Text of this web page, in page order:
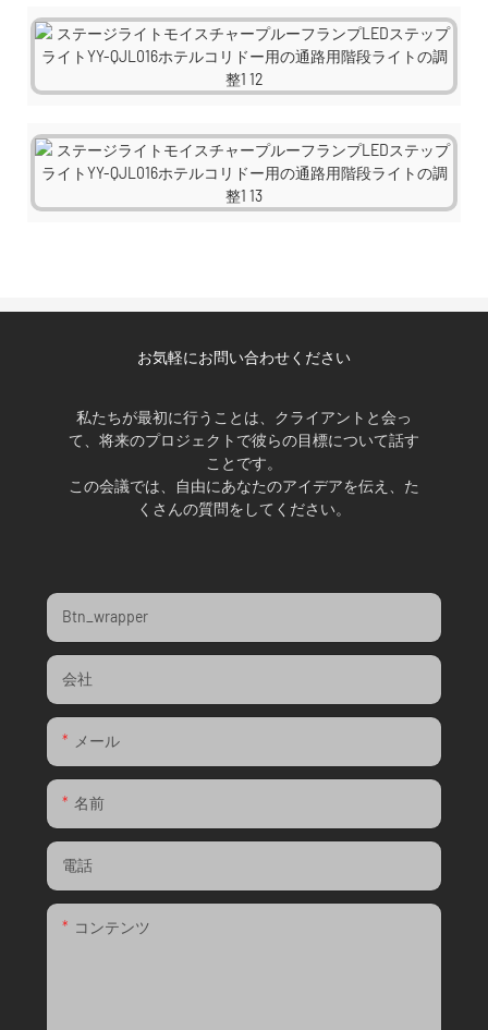
お気軽にお問い合わせください
私たちが最初に行うことは、クライアントと会っ
て、将来のプロジェクトで彼らの目標について話す
ことです。
この会議では、自由にあなたのアイデアを伝え、た
くさんの質問をしてください。
Btn_wrapper
会社
メール
名前
電話
コンテンツ